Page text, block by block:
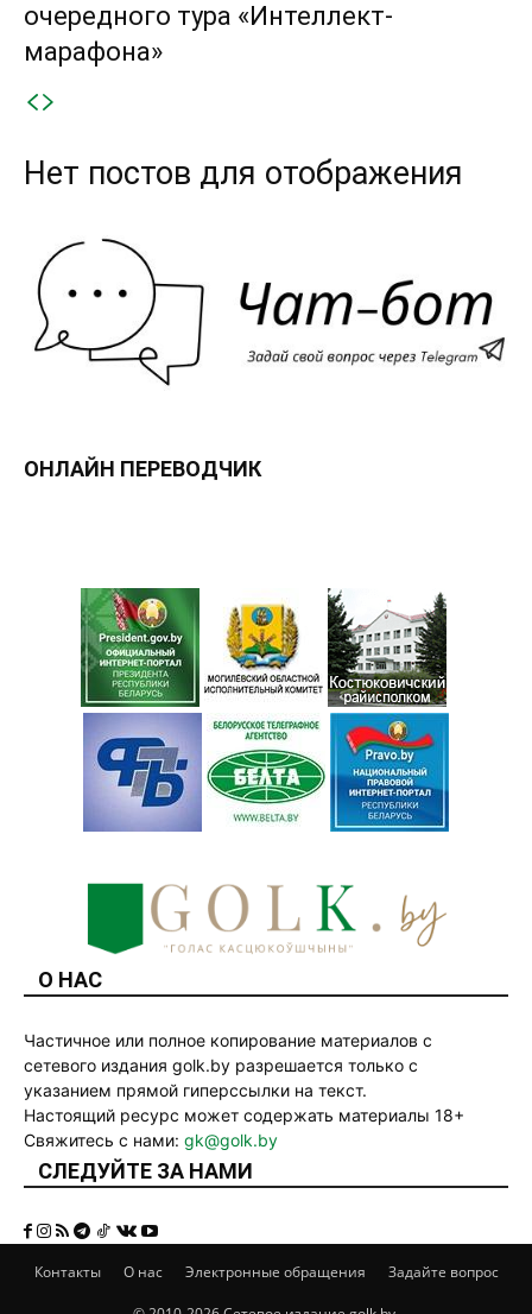
очередного тура «Интеллект-
марафона»
Нет постов для отображения
ОНЛАЙН ПЕРЕВОДЧИК
О НАС
Частичное или полное копирование материалов с
сетевого издания golk.by разрешается только с
указанием прямой гиперссылки на текст.
Настоящий ресурс может содержать материалы 18+
Свяжитесь с нами: gk@golk.by
СЛЕДУЙТЕ ЗА НАМИ
Контакты О нас Электронные обращения Задайте вопрос